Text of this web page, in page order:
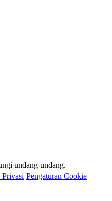
undang-undang.
Privasi Pengaturan Cookie